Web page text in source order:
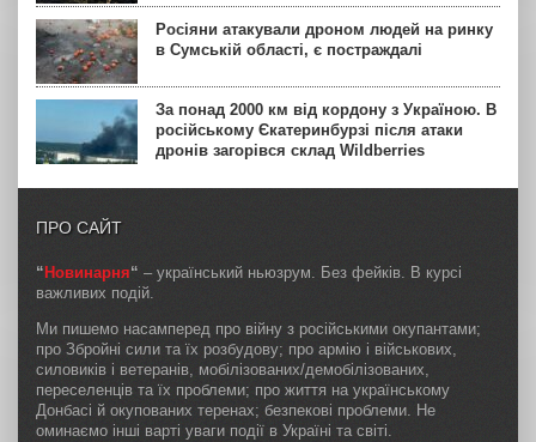
Росіяни атакували дроном людей на ринку
в Сумській області, є постраждалі
За понад 2000 км від кордону з Україною. В
російському Єкатеринбурзі після атаки
дронів загорівся склад Wildberries
ПРО САЙТ
“ Новинарня“ – український ньюзрум. Без фейків. В курсі
важливих подій.
Ми пишемо насамперед про війну з російськими окупантами;
про Збройні сили та їх розбудову; про армію і військових,
силовиків і ветеранів, мобілізованих/демобілізованих,
переселенців та їх проблеми; про життя на українському
Донбасі й окупованих теренах; безпекові проблеми. Не
оминаємо інші варті уваги події в Україні та світі.